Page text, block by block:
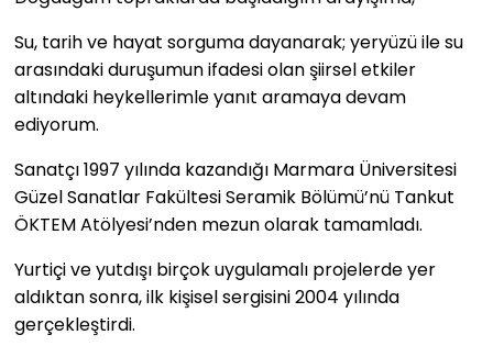
Su, tarih ve hayat sorguma dayanarak; yeryüzü ile su
arasındaki duruşumun ifadesi olan şiirsel etkiler
altındaki heykellerimle yanıt aramaya devam
ediyorum.
Sanatçı 1997 yılında kazandığı Marmara Üniversitesi
Güzel Sanatlar Fakültesi Seramik Bölümü’nü Tankut
ÖKTEM Atölyesi’nden mezun olarak tamamladı.
Yurtiçi ve yutdışı birçok uygulamalı projelerde yer
aldıktan sonra, ilk kişisel sergisini 2004 yılında
gerçekleştirdi.